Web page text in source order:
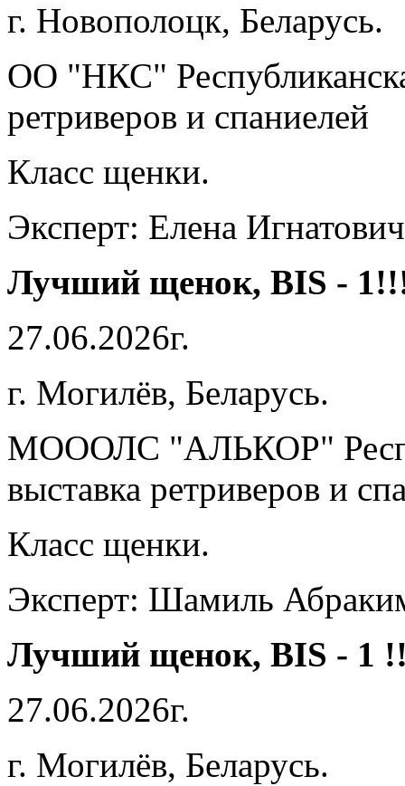
г. Новополоцк, Беларусь.
ОО "НКС"
ретриверов и спаниелей
Класс щенки.
Эксперт: Елена
Лучший щенок, BIS -
27.06.2026г.
г. Могилёв, Беларусь.
МОООЛС "АЛЬКОР"
выставка ретриверов и
Класс щенки.
Эксперт: Шамиль
Лучший щенок, BIS - 1
27.06.2026г.
г. Могилёв, Беларусь.